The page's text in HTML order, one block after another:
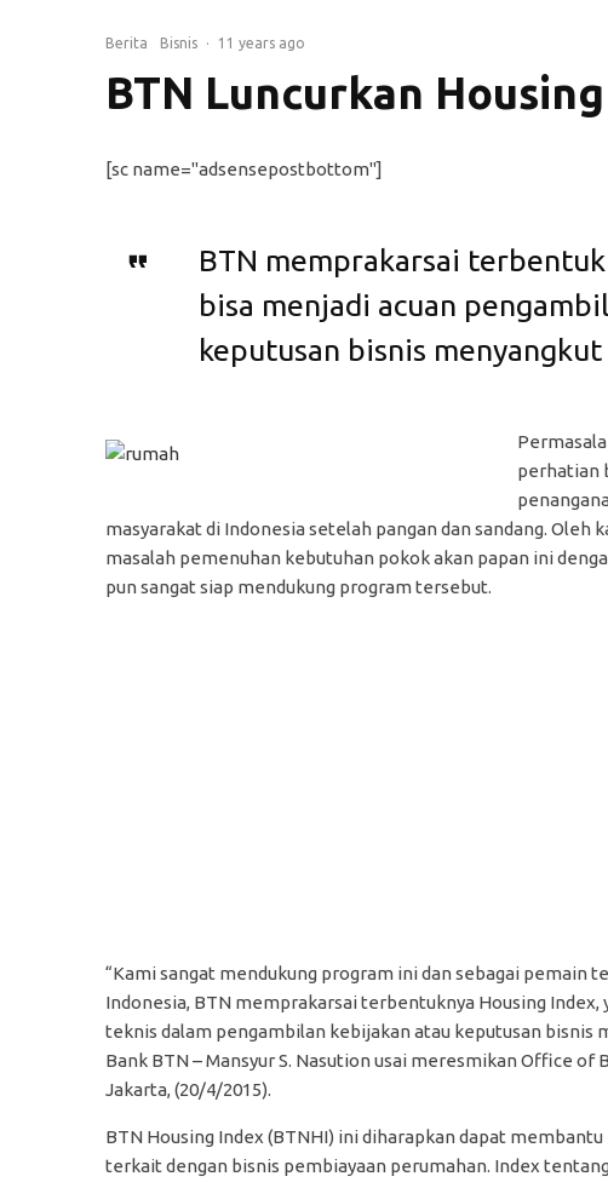
Berita Bisnis · 11 years ago
BTN Luncurkan
[sc name="adsensepostbottom"]
BTN memprakarsai
bisa menjadi acuan
keputusan bisnis
perhatian
masyarakat di Indonesia setelah pangan dan sandang.
masalah pemenuhan kebutuhan pokok akan papan ini
pun sangat siap mendukung program tersebut.
“Kami sangat mendukung program ini dan sebagai pemain
Indonesia, BTN memprakarsai terbentuknya Housing
teknis dalam pengambilan kebijakan atau keputusan bisnis
Bank BTN – Mansyur S. Nasution usai meresmikan Office of
Jakarta, (20/4/2015).
BTN Housing Index (BTNHI) ini diharapkan dapat
terkait dengan bisnis pembiayaan perumahan. Index